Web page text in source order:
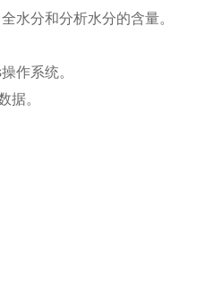
水分和分析水分的含量。
作系统。
据。